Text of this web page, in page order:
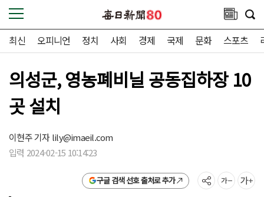
최신 오피니언 정치 사회 경제 국제 문화 스포츠
의성군, 영농폐비닐 공동집하장 10
곳 설치
이현주 기자lily@imaeil.com
입력 2024-02-15 10:14:23
구글 검색 선호 출처로 추가